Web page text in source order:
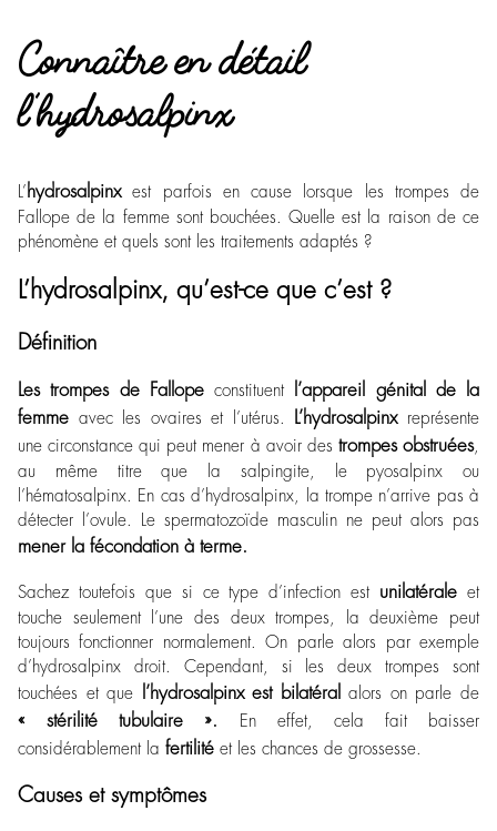
Connaître en détail
l’hydrosalpinx
L’hydrosalpinxest parfois en cause lorsque les trompes de
Fallope de la femme sont bouchées. Quelle est la raison de ce
phénomène et quels sont les traitements adaptés ?
L’hydrosalpinx, qu’est-ce que c’est ?
Définition
Les trompes de Fallopeconstituent
l’appareil génital de la
femme avec les ovaires et l’utérus. L’hydrosalpinxreprésente
une circonstance qui peut mener à avoir des trompes obstruées,
au même titre que la salpingite, le pyosalpinx ou
l’hématosalpinx. En cas d’hydrosalpinx, la trompe n’arrive pas à
détecter l’ovule. Le spermatozoïde masculin ne peut alors pas
mener la fécondation à terme.
Sachez toutefois que si ce type d’infection est unilatérale et
touche seulement l’une des deux trompes, la deuxième peut
toujours fonctionner normalement. On parle alors par exemple
d’hydrosalpinx droit. Cependant, si les deux trompes sont
touchées et que
l’hydrosalpinx est bilatéralalors on parle de
« stérilité tubulaire ». En effet, cela fait baisser
considérablement la fertilité et les chances de grossesse.
Causes et symptômes